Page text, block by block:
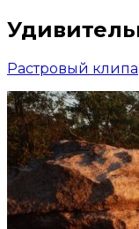
Растровый